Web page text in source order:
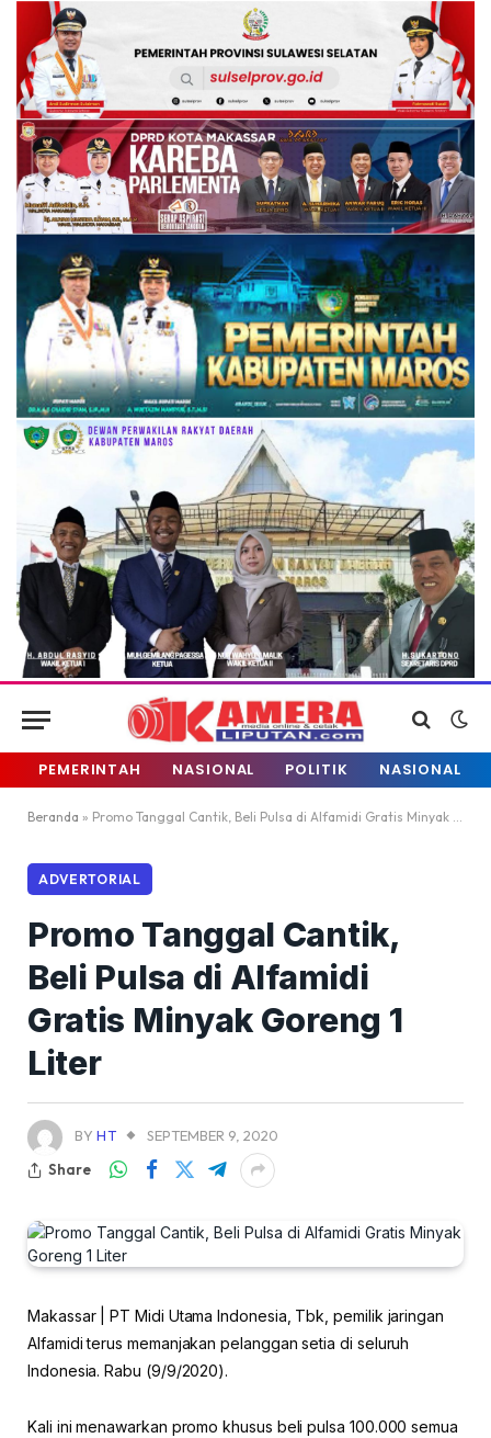
PEMERINTAH NASIONAL POLITIK NASIONAL
Beranda » Promo Tanggal Cantik, Beli Pulsa di Alfamidi Gratis Minyak Goreng 1 Liter
ADVERTORIAL
Promo Tanggal Cantik,
Beli Pulsa di Alfamidi
Gratis Minyak Goreng 1
Liter
BY HT
SEPTEMBER 9, 2020
Share
Makassar | PT Midi Utama Indonesia, Tbk, pemilik jaringan
Alfamidi terus memanjakan pelanggan setia di seluruh
Indonesia. Rabu (9/9/2020).
Kali ini menawarkan promo khusus beli pulsa 100.000 semua